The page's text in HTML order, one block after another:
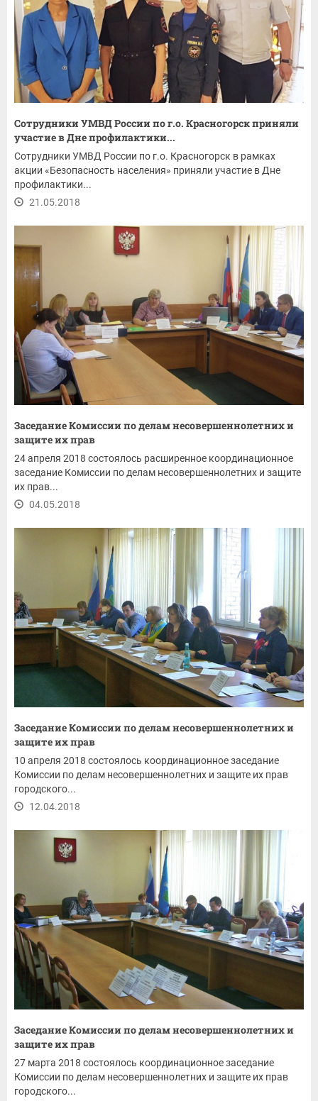
Сотрудники УМВД России по г.о. Красногорск приняли
участие в Дне профилактики...
Сотрудники УМВД России по г.о. Красногорск в рамках
акции «Безопасность населения» приняли участие в Дне
профилактики...
21.05.2018
Заседание Комиссии по делам несовершеннолетних и
защите их прав
24 апреля 2018 состоялось расширенное координационное
заседание Комиссии по делам несовершеннолетних и защите
их прав...
04.05.2018
Заседание Комиссии по делам несовершеннолетних и
защите их прав
10 апреля 2018 состоялось координационное заседание
Комиссии по делам несовершеннолетних и защите их прав
городского...
12.04.2018
Заседание Комиссии по делам несовершеннолетних и
защите их прав
27 марта 2018 состоялось координационное заседание
Комиссии по делам несовершеннолетних и защите их прав
городского...